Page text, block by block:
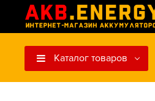
Каталог товаров